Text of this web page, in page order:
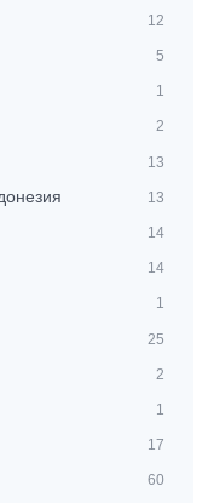
12
5
1
2
13
13
14
14
1
25
2
1
17
60